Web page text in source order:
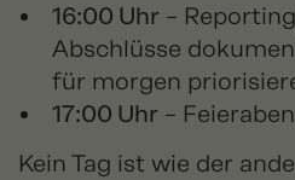
16:00 Uhr –
Abschlüsse
für morgen
17:00 Uhr –
Kein Tag ist wie der